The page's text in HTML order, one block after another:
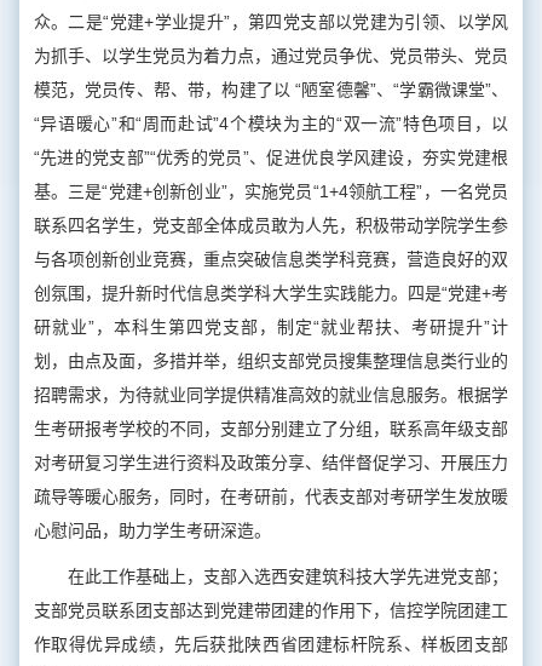
众。二是“党建+学业提升”，第四党支部以党建为引领、以学风
为抓手、以学生党员为着力点，通过党员争优、党员带头、党员
模范，党员传、帮、带，构建了以 “陋室德馨”、“学霸微课堂”、
“异语暖心”和“周而赴试”4个模块为主的“双一流”特色项目，以
“先进的党支部”“优秀的党员”、促进优良学风建设，夯实党建根
基。三是“党建+创新创业”，实施党员“1+4领航工程”，一名党员
联系四名学生，党支部全体成员敢为人先，积极带动学院学生参
与各项创新创业竞赛，重点突破信息类学科竞赛，营造良好的双
创氛围，提升新时代信息类学科大学生实践能力。四是“党建+考
研就业”，本科生第四党支部，制定“就业帮扶、考研提升”计
划，由点及面，多措并举，组织支部党员搜集整理信息类行业的
招聘需求，为待就业同学提供精准高效的就业信息服务。根据学
生考研报考学校的不同，支部分别建立了分组，联系高年级支部
对考研复习学生进行资料及政策分享、结伴督促学习、开展压力
疏导等暖心服务，同时，在考研前，代表支部对考研学生发放暖
心慰问品，助力学生考研深造。
在此工作基础上，支部入选西安建筑科技大学先进党支部；
支部党员联系团支部达到党建带团建的作用下，信控学院团建工
作取得优异成绩，先后获批陕西省团建标杆院系、样板团支部